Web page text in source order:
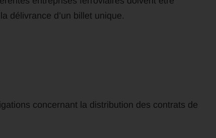
délivrance d’un billet unique.
concernant la distribution des contrats de